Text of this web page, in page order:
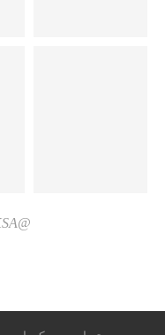
@MarbleSupplierKSA